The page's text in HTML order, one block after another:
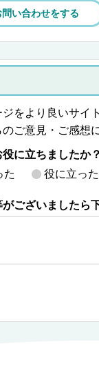
問い合わせをする
をより良いサイ
ご意見・ご感想
に立ちましたか？
た
役に立った
ございましたら